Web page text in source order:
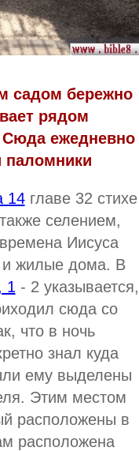
садом бережно
рядом
Сюда ежедневно
паломники
14главе 32 стихе
селением,
Иисуса
и жилые дома. В
1 - 2 указывается,
сюда со
что в ночь
знал куда
ему выделены
Этим местом
расположены в
расположена